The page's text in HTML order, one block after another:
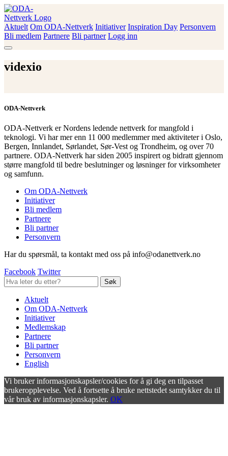
Skip
to
content
ODA-Nettverk
Aktuelt Om ODA-Nettverk Initiativer Inspiration Day Personvern
Bli medlem Partnere Bli partner Logg inn
videxio
ODA-Nettverk
ODA-Nettverk er Nordens ledende nettverk for mangfold i
teknologi. Vi har mer enn 11 000 medlemmer med aktiviteter i Oslo,
Bergen, Innlandet, Sørlandet, Sør-Vest og Trondheim, og over 70
partnere. ODA-Nettverk har siden 2005 inspirert og bidratt gjennom
større mangfold til bedre beslutninger og løsninger for virksomheter
og samfunn.
Om ODA-Nettverk
Initiativer
Bli medlem
Partnere
Bli partner
Personvern
Har du spørsmål, ta kontakt med oss på info@odanettverk.no
Facebook Twitter
Aktuelt
Om ODA-Nettverk
Initiativer
Medlemskap
Partnere
Bli partner
Personvern
English
Vi bruker informasjonskapsler/cookies for å gi deg en tilpasset
brukeropplevelse. Ved å fortsette å bruke nettstedet samtykker du til
vår bruk av informasjonskapsler. OK